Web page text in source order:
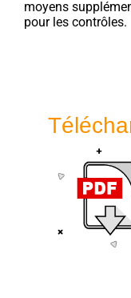
moyens
pour les contrôles.